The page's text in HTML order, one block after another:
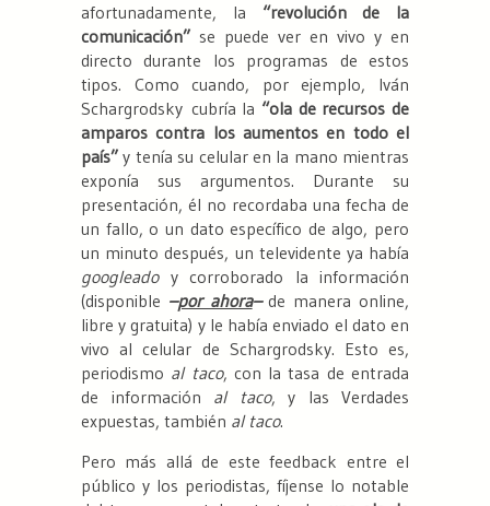
afortunadamente, la “revolución de la
comunicación” se puede ver en vivo y en
directo durante los programas de estos
tipos. Como cuando, por ejemplo, Iván
Schargrodsky cubría la “ola de recursos de
amparos contra los aumentos en todo el
país” y tenía su celular en la mano mientras
exponía sus argumentos. Durante su
presentación, él no recordaba una fecha de
un fallo, o un dato específico de algo, pero
un minuto después, un televidente ya había
googleadoy corroborado la información
(disponible –por ahora–de manera online,
libre y gratuita) y le había enviado el dato en
vivo al celular de Schargrodsky. Esto es,
periodismo al taco, con la tasa de entrada
de información al taco, y las Verdades
expuestas, también al taco.
Pero más allá de este feedback entre el
público y los periodistas, fíjense lo notable